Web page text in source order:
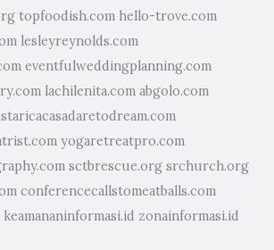
topfoodish.com hello-trove.com
lesleyreynolds.com
eventfulweddingplanning.com
lachilenita.com abgolo.com
yogaretreatpro.com
sctbrescue.org srchurch.org
conferencecallstomeatballs.com
keamananinformasi.id zonainformasi.id